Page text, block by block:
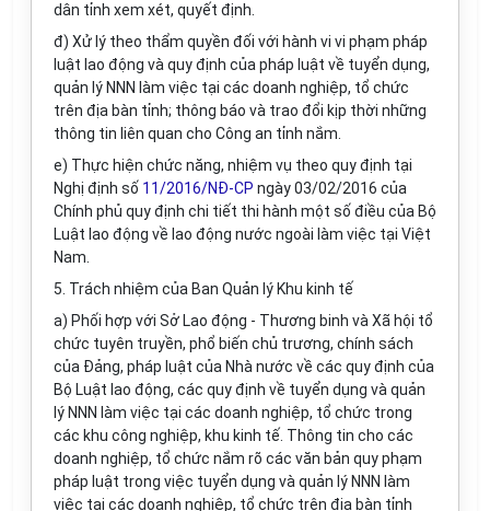
dân tỉnh xem xét, quyết định.
đ) Xử lý theo thẩm quyền đối với hành vi vi phạm pháp
luật lao động và quy định của pháp luật về tuyển dụng,
quản lý NNN làm việc tại các doanh nghiệp, tổ chức
trên địa bàn tỉnh; thông báo và trao đổi kịp thời những
thông tin liên quan cho Công an tỉnh nắm.
e) Thực hiện chức năng, nhiệm vụ theo quy định tại
Nghị định số 11/2016/NĐ-CP ngày 03/02/2016 của
Chính phủ quy định chi tiết thi hành một số điều của Bộ
Luật lao động về lao động nước ngoài làm việc tại Việt
Nam.
5. Trách nhiệm của Ban Quản lý Khu kinh tế
a) Phối hợp với Sở Lao động - Thương binh và Xã hội tổ
chức tuyên truyền, phổ biến chủ trương, chính sách
của Đảng, pháp luật của Nhà nước về các quy định của
Bộ Luật lao động, các quy định về tuyển dụng và quản
lý NNN làm việc tại các doanh nghiệp, tổ chức trong
các khu công nghiệp, khu kinh tế. Thông tin cho các
doanh nghiệp, tổ chức nắm rõ các văn bản quy phạm
pháp luật trong việc tuyển dụng và quản lý NNN làm
việc tại các doanh nghiệp, tổ chức trên địa bàn tỉnh